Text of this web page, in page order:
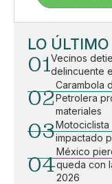
LO ÚLTIMO
01Vecinos
delincuente
02
Carambola
Petrolera
materiales
03impactado
04
México
queda con
2026